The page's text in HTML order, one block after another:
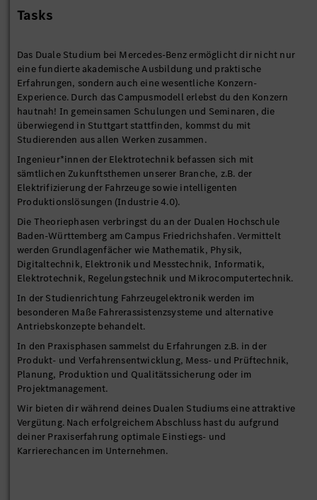
Tasks
Das Duale Studium bei Mercedes-Benz ermöglicht dir nicht nur
eine fundierte akademische Ausbildung und praktische
Erfahrungen, sondern auch eine wesentliche Konzern-
Experience. Durch das Campusmodell erlebst du den Konzern
hautnah! In gemeinsamen Schulungen und Seminaren, die
überwiegend in Stuttgart stattfinden, kommst du mit
Studierenden aus allen Werken zusammen.
Ingenieur*innen der Elektrotechnik befassen sich mit
sämtlichen Zukunftsthemen unserer Branche, z.B. der
Elektrifizierung der Fahrzeuge sowie intelligenten
Produktionslösungen (Industrie 4.0).
Die Theoriephasen verbringst du an der Dualen Hochschule
Baden-Württemberg am Campus Friedrichshafen. Vermittelt
werden Grundlagenfächer wie Mathematik, Physik,
Digitaltechnik, Elektronik und Messtechnik, Informatik,
Elektrotechnik, Regelungstechnik und Mikrocomputertechnik.
In der Studienrichtung Fahrzeugelektronik werden im
besonderen Maße Fahrerassistenzsysteme und alternative
Antriebskonzepte behandelt.
In den Praxisphasen sammelst du Erfahrungen z.B. in der
Produkt- und Verfahrensentwicklung, Mess- und Prüftechnik,
Planung, Produktion und Qualitätssicherung oder im
Projektmanagement.
Wir bieten dir während deines Dualen Studiums eine attraktive
Vergütung. Nach erfolgreichem Abschluss hast du aufgrund
deiner Praxiserfahrung optimale Einstiegs- und
Karrierechancen im Unternehmen.